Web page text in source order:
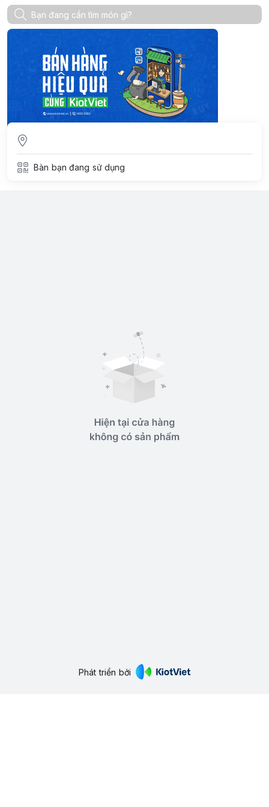
Bàn bạn đang sử dụng
Phát triển bởi